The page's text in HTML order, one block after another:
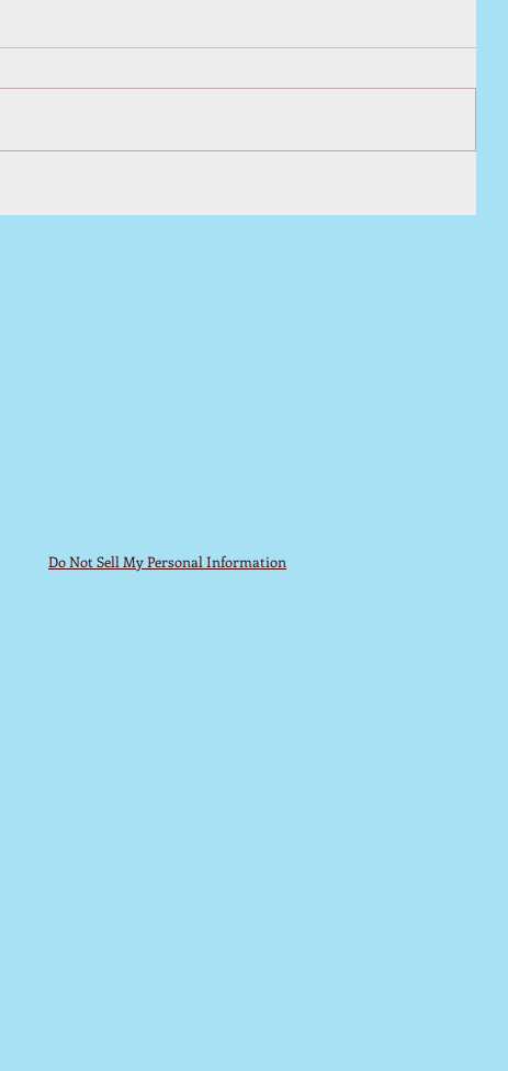
Do Not Sell My Personal Information